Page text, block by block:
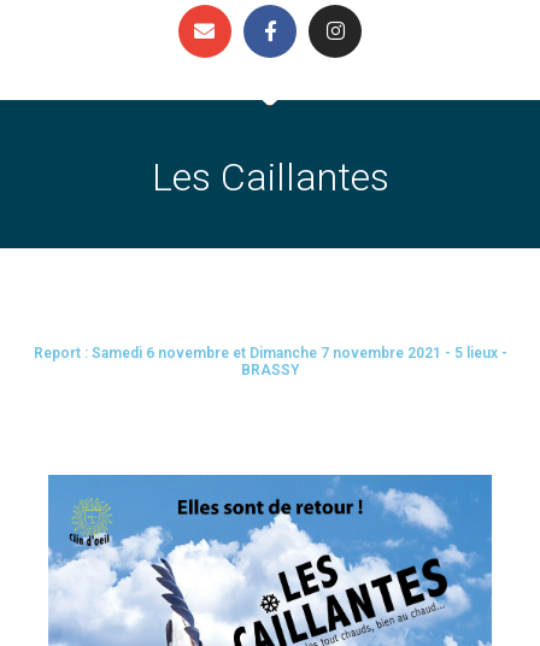
Les Caillantes
Report : Samedi 6 novembre et Dimanche 7 novembre 2021 - 5 lieux -
BRASSY